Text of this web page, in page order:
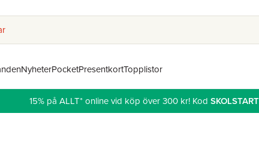
NyheterPocketPresentkortTopplistor
15% på ALLT* online vid köp över 300 kr! Kod